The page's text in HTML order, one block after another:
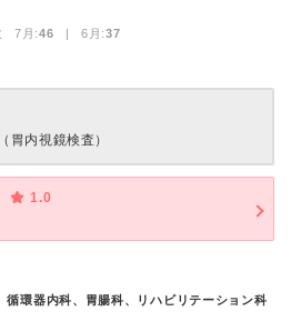
7月:46 | 6月:37
胃内視鏡検査）
1.0
循環器内科、胃腸科、リハビリテーション科